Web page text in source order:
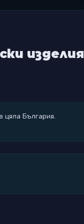
изделия
цяла България.